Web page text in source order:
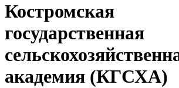
Костромская
государственная
академия (КГСХА)